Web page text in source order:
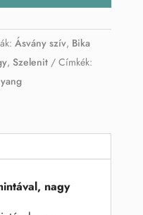
Ásvány szív, Bika
, Szelenit
Címkék:
nagy